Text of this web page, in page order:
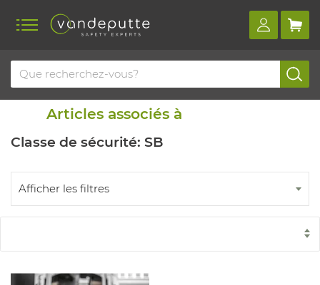
Home Blog Articles similaires
Articles associés à
Classe de sécurité: SB
Afficher les filtres